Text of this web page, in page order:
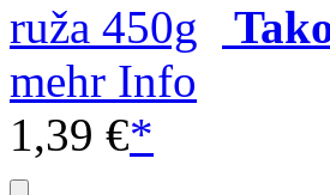
mehr Info
1,39 €*